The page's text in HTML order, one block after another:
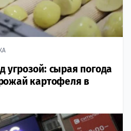
угрозой: сырая погода
картофеля в